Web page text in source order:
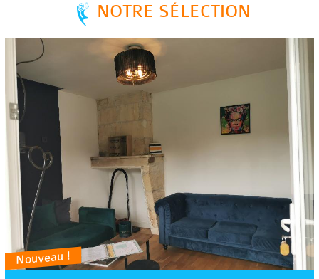
NOTRE SÉLECTION
Nouveau !